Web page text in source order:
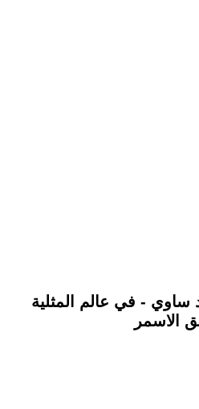
- في عالم المثلية